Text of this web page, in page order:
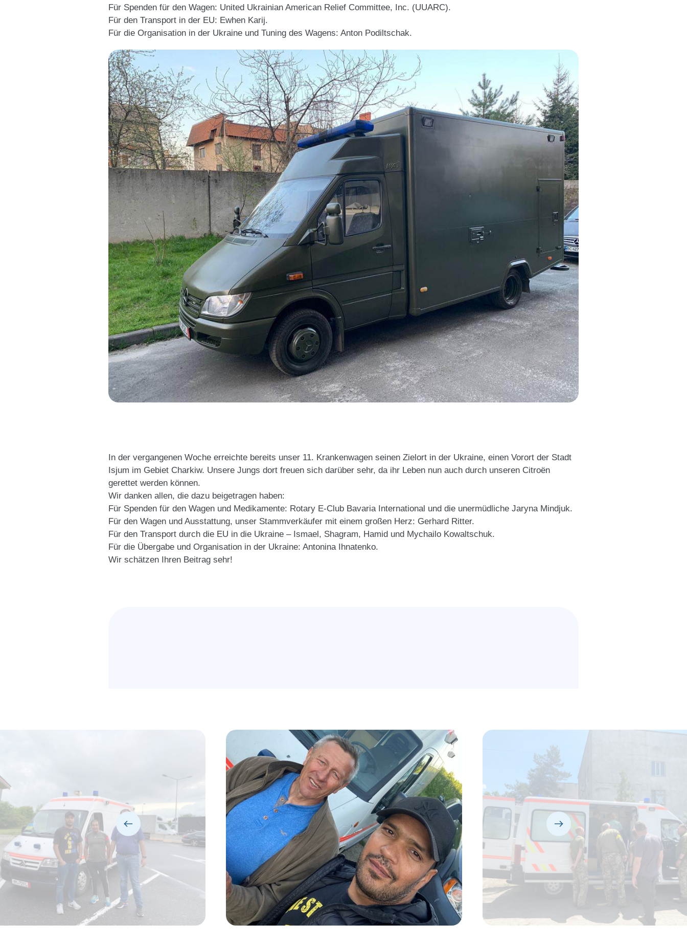
Für Spenden für den Wagen: United Ukrainian American Relief Committee, Inc. (UUARC).
Für den Transport in der EU: Ewhen Karij.
Für die Organisation in der Ukraine und Tuning des Wagens: Anton Podiltschak.
In der vergangenen Woche erreichte bereits unser 11. Krankenwagen seinen Zielort in der Ukraine, einen Vorort der Stadt
Isjum im Gebiet Charkiw. Unsere Jungs dort freuen sich darüber sehr, da ihr Leben nun auch durch unseren Citroën
gerettet werden können.
Wir danken allen, die dazu beigetragen haben:
Für Spenden für den Wagen und Medikamente: Rotary E-Club Bavaria International und die unermüdliche Jaryna Mindjuk.
Für den Wagen und Ausstattung, unser Stammverkäufer mit einem großen Herz: Gerhard Ritter.
Für den Transport durch die EU in die Ukraine – Ismael, Shagram, Hamid und Mychailo Kowaltschuk.
Für die Übergabe und Organisation in der Ukraine: Antonina Ihnatenko.
Wir schätzen Ihren Beitrag sehr!